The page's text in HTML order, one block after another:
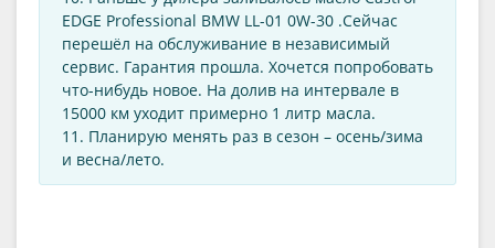
EDGE Professional BMW LL-01 0W-30 .Сейчас
перешёл на обслуживание в независимый
сервис. Гарантия прошла. Хочется попробовать
что-нибудь новое. На долив на интервале в
15000 км уходит примерно 1 литр масла.
11. Планирую менять раз в сезон – осень/зима
и весна/лето.